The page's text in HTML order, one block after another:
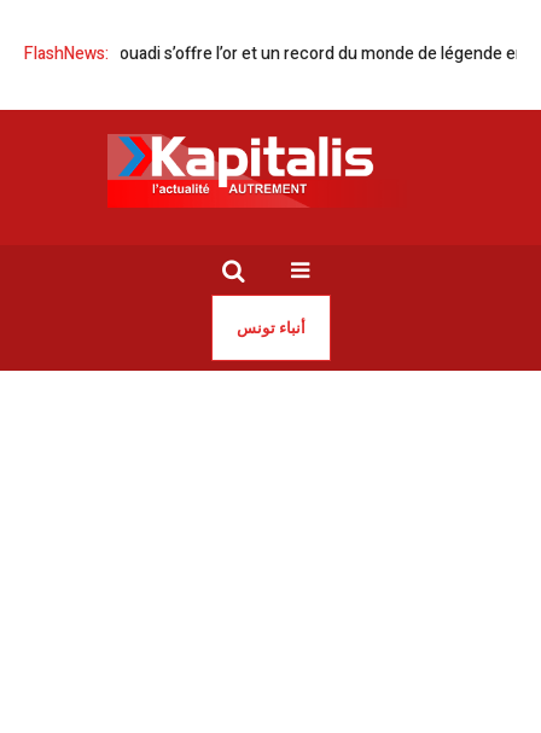
FlashNews:
Jaouadi s’offre l’or et un record du monde de légende en NCAA
أنباء تونس